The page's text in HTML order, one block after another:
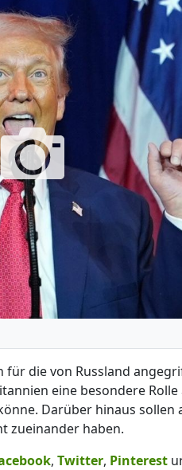
die von Russland
eine besondere
Darüber hinaus sollen
zueinander haben.
, Twitter, Pinterest